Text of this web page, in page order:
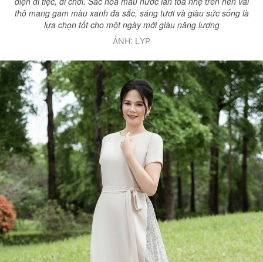
thô mang gam màu xanh đa sắc, sáng tươi và giàu sức sống là
lựa chọn tốt cho một ngày mới giàu năng lượng
ẢNH: LYP